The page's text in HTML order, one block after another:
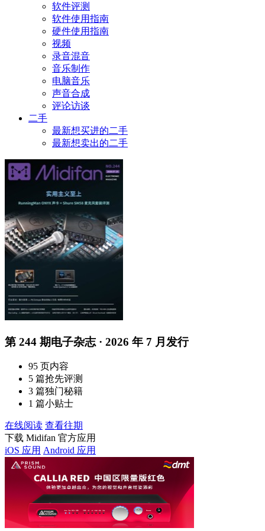
软件评测
软件使用指南
硬件使用指南
视频
录音混音
音乐制作
电脑音乐
声音合成
评论访谈
二手
最新想买进的二手
最新想卖出的二手
第 244 期电子杂志 · 2026 年 7 月发行
95 页内容
5 篇抢先评测
3 篇独门秘籍
1 篇小贴士
在线阅读 查看往期
下载 Midifan 官方应用
iOS 应用 Android 应用